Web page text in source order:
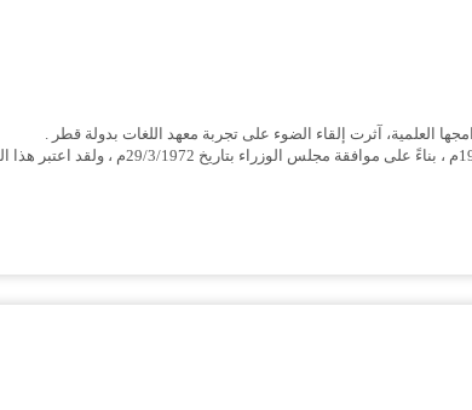
العلمية، آثرت إلقاء الضوء على تجربة معهد اللغات بدولة قطر .
أنشئ معهد اللغات بموجب القرار·الوزاري رقم (9) لسنة